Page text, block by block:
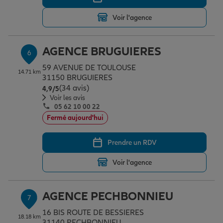
Voir l'agence
6
14.71 km
AGENCE BRUGUIERES
59 AVENUE DE TOULOUSE
31150 BRUGUIERES
4,9/5Note de 4.9 sur 5
(34 avis)
Voir les avis
05 62 10 00 22
Fermé aujourd'hui
Prendre un RDV
Voir l'agence
7
18.18 km
AGENCE PECHBONNIEU
16 BIS ROUTE DE BESSIERES